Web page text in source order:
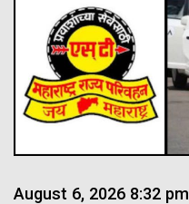
August 6, 2026 8:32 pm